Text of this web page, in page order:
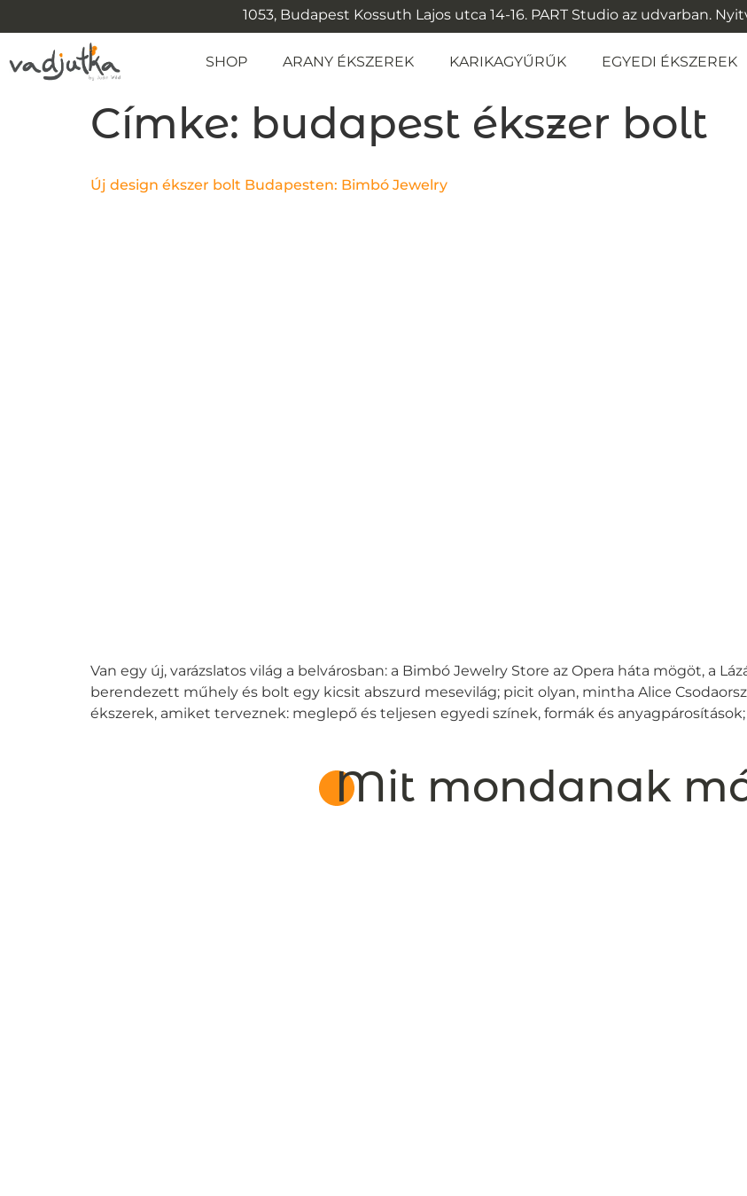
1053, Budapest Kossuth Lajos utca 14-16. PART Studio az udvarban.
SHOP ARANY ÉKSZEREK KARIKAGYŰRŰK EGYEDI ÉKSZEREK
Címke: budapest ékszer bolt
Új design ékszer bolt Budapesten: Bimbó Jewelry
Van egy új, varázslatos világ a belvárosban: a Bimbó Jewelry Store az Opera háta mögöt, a
berendezett műhely és bolt egy kicsit abszurd mesevilág; picit olyan, mintha Alice
ékszerek, amiket terveznek: meglepő és teljesen egyedi színek, formák és anyagpárosítások;
Mit mondanak